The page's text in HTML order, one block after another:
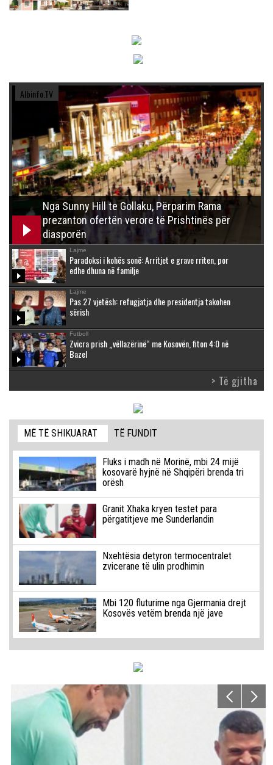
Albinfo.TV
Nga Sunny Hill te Gollaku, Përparim Rama
prezanton ofertën verore të Prishtinës për
diasporën
Lajme
Paradoksi i kohës sonë: Arritjet e grave rriten, por
edhe dhuna në familje
Lajme
Pas 27 vjetësh: refugjatja dhe presidentja takohen
sërish
Futboll
Zvicra prish „vëllazërinë“ me Kosovën, fiton 4:0 në
Bazel
> Të gjitha
MË TË SHIKUARAT TË FUNDIT
Fluks i madh në Morinë, mbi 24 mijë
kosovarë hyjnë në Shqipëri brenda tri
orësh
Granit Xhaka kryen testet para
përgatitjeve me Sunderlandin
Nxehtësia detyron termocentralet
zvicerane të ulin prodhimin
Mbi 120 fluturime nga Gjermania drejt
Kosovës vetëm brenda një jave